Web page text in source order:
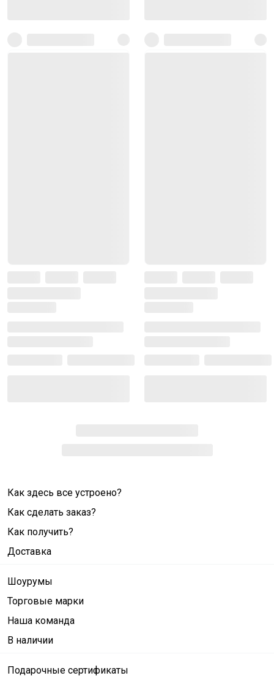
Как здесь все устроено?
Как сделать заказ?
Как получить?
Доставка
Шоурумы
Торговые марки
Наша команда
В наличии
Подарочные сертификаты